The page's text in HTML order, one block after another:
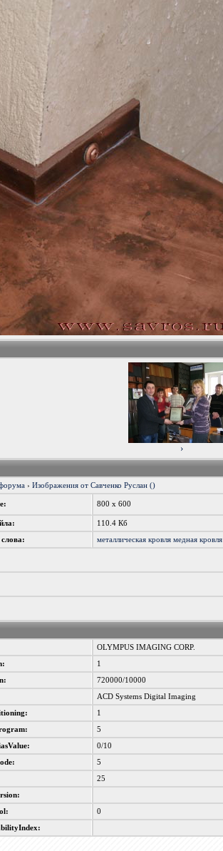
›
›Изображения от Савченко Руслан ()
800 x 600
110.4 Кб
металлическая кровля медная кровля
OLYMPUS IMAGING CORP.
1
720000/10000
ACD Systems Digital Imaging
1
5
0/10
5
25
0